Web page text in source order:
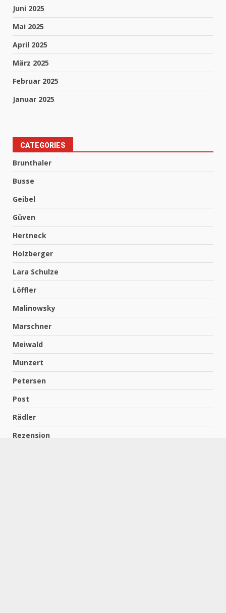
Juni 2025
Mai 2025
April 2025
März 2025
Februar 2025
Januar 2025
CATEGORIES
Brunthaler
Busse
Geibel
Güven
Hertneck
Holzberger
Lara Schulze
Löffler
Malinowsky
Marschner
Meiwald
Munzert
Petersen
Post
Rädler
Rezension